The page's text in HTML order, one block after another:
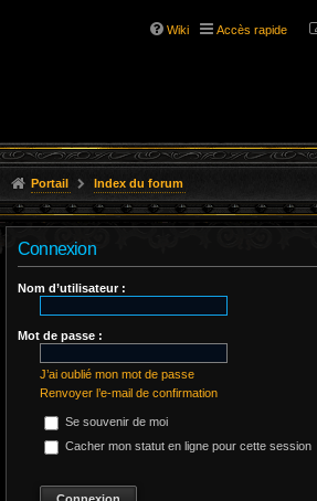
Wiki Accès rapide
Portail Index du forum
Connexion
Nom d’utilisateur :
Mot de passe :
J’ai oublié mon mot de passe
Renvoyer l’e-mail de confirmation
Se souvenir de moi
Cacher mon statut en ligne pour cette session